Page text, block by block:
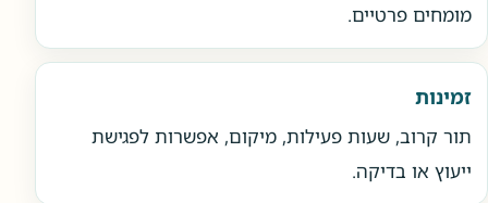
מומחים פרטיים.
זמינות
תור קרוב, שעות פעילות, מיקום, אפשרות לפגישת
ייעוץ או בדיקה.